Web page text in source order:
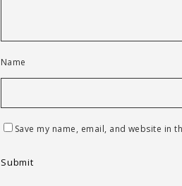
Name
Save my name, email, and website in